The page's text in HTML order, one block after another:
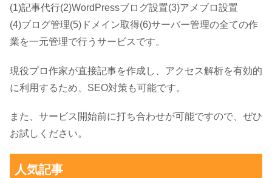
(1)記事代行(2)WordPressブログ設置(3)アメブロ設置
(4)ブログ管理(5)ドメイン取得(6)サーバー管理の全ての作
業を一元管理で行うサービスです。
現役プロ作家が直接記事を作成し、アクセス解析を有効的
に利用するため、SEO対策も可能です。
また、サービス開始前に打ち合わせが可能ですので、ぜひ
お試しください。
人気記事